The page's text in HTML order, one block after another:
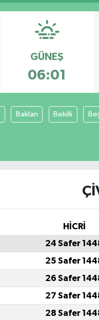
GÜNEŞ
06:01
Baklan Bekilli
HİCRİ
24 Safer
25 Safer
26 Safer
27 Safer
28 Safer